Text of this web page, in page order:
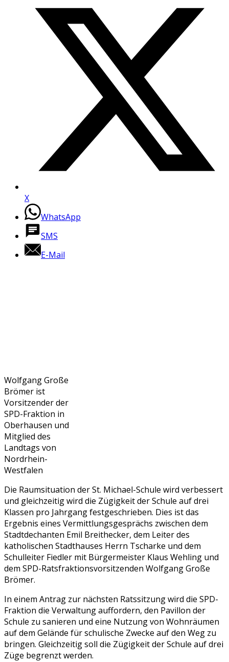
X
WhatsApp
SMS
E-Mail
Wolfgang Große
Brömer ist
Vorsitzender der
SPD-Fraktion in
Oberhausen und
Mitglied des
Landtags von
Nordrhein-
Westfalen
Die Raumsituation der St. Michael-Schule wird verbessert
und gleichzeitig wird die Zügigkeit der Schule auf drei
Klassen pro Jahrgang festgeschrieben. Dies ist das
Ergebnis eines Vermittlungsgesprächs zwischen dem
Stadtdechanten Emil Breithecker, dem Leiter des
katholischen Stadthauses Herrn Tscharke und dem
Schulleiter Fiedler mit Bürgermeister Klaus Wehling und
dem SPD-Ratsfraktionsvorsitzenden Wolfgang Große
Brömer.
In einem Antrag zur nächsten Ratssitzung wird die SPD-
Fraktion die Verwaltung auffordern, den Pavillon der
Schule zu sanieren und eine Nutzung von Wohnräumen
auf dem Gelände für schulische Zwecke auf den Weg zu
bringen. Gleichzeitig soll die Zügigkeit der Schule auf drei
Züge begrenzt werden.